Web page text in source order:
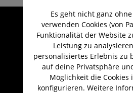
Umfangreicher
Kauf auf
Kostenloser
Lieferzeit 1-3
30 Tage
Es geht nicht ganz
verwenden Cookies (von
Funktionalität der Website
Leistung zu
personalisiertes Erlebnis zu
auf deine Privatsphäre
Möglichkeit die
konfigurieren. Weitere